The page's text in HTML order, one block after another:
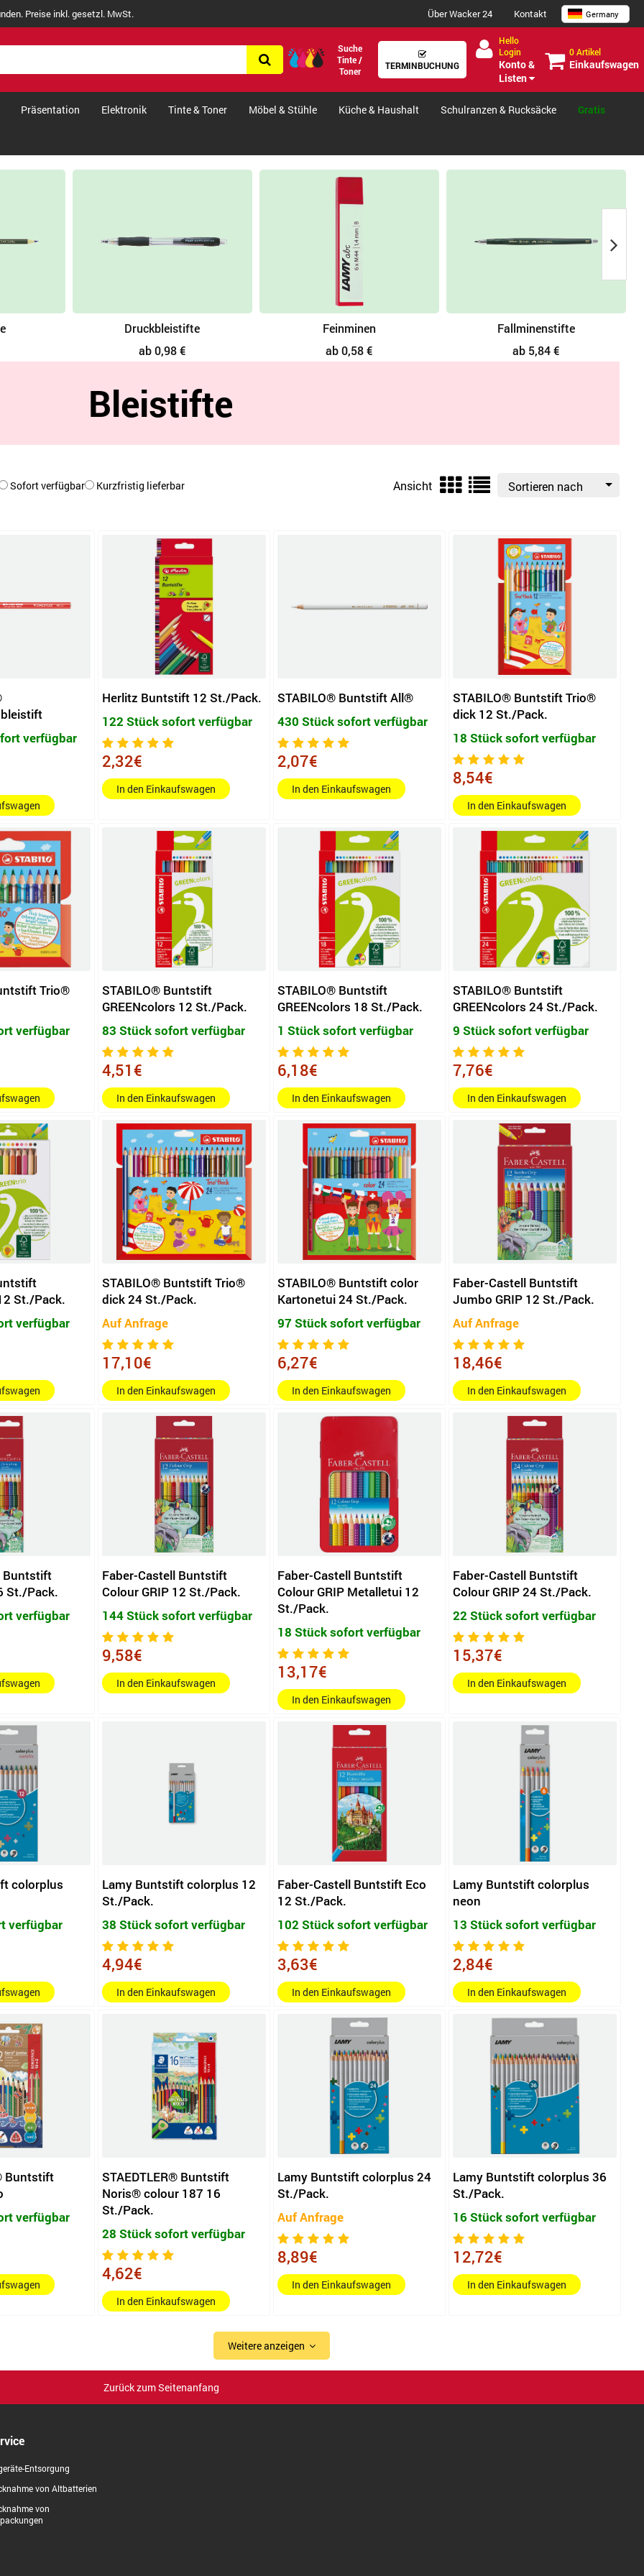
Preise inkl. gesetzl. MwSt. Über Wacker 24 Kontakt Germany
Suche
Tinte /
Toner
TERMINBUCHUNG
Hello
Login
Konto &
Listen
0 Artikel
Einkaufswagen
Präsentation Elektronik Tinte & Toner Möbel & Stühle Küche & Haushalt Schulranzen & Rucksäcke Gratis
€
Feinminen
ab 0,58 €
Fallminenstifte
ab 5,84 €
Fallminen
ab 5,71 €
Bleistifte
Sofort verfügbar Kurzfristig lieferbar Ansicht Sortieren nach
verfügbar
Herlitz Buntstift 12 St./Pack.
122 Stück sofort verfügbar
2,32€
In den Einkaufswagen
STABILO® Buntstift All®
430 Stück sofort verfügbar
2,07€
In den Einkaufswagen
STABILO® Buntstift Trio®
dick 12 St./Pack.
18 Stück sofort verfügbar
8,54€
In den Einkaufswagen
Trio®
verfügbar
STABILO® Buntstift
GREENcolors 12 St./Pack.
83 Stück sofort verfügbar
4,51€
In den Einkaufswagen
STABILO® Buntstift
GREENcolors 18 St./Pack.
1 Stück sofort verfügbar
6,18€
In den Einkaufswagen
STABILO® Buntstift
GREENcolors 24 St./Pack.
9 Stück sofort verfügbar
7,76€
In den Einkaufswagen
St./Pack.
verfügbar
STABILO® Buntstift Trio®
dick 24 St./Pack.
Auf Anfrage
17,10€
In den Einkaufswagen
STABILO® Buntstift color
Kartonetui 24 St./Pack.
97 Stück sofort verfügbar
6,27€
In den Einkaufswagen
Faber-Castell Buntstift
Jumbo GRIP 12 St./Pack.
Auf Anfrage
18,46€
In den Einkaufswagen
Buntstift
St./Pack.
verfügbar
Faber-Castell Buntstift
Colour GRIP 12 St./Pack.
144 Stück sofort verfügbar
9,58€
In den Einkaufswagen
Faber-Castell Buntstift
Colour GRIP Metalletui 12
St./Pack.
18 Stück sofort verfügbar
13,17€
In den Einkaufswagen
Faber-Castell Buntstift
Colour GRIP 24 St./Pack.
22 Stück sofort verfügbar
15,37€
In den Einkaufswagen
colorplus
verfügbar
Lamy Buntstift colorplus 12
St./Pack.
38 Stück sofort verfügbar
4,94€
In den Einkaufswagen
Faber-Castell Buntstift Eco
12 St./Pack.
102 Stück sofort verfügbar
3,63€
In den Einkaufswagen
Lamy Buntstift colorplus
neon
13 Stück sofort verfügbar
2,84€
In den Einkaufswagen
Buntstift
verfügbar
STAEDTLER® Buntstift
Noris® colour 187 16
St./Pack.
28 Stück sofort verfügbar
4,62€
In den Einkaufswagen
Lamy Buntstift colorplus 24
St./Pack.
Auf Anfrage
8,89€
In den Einkaufswagen
Lamy Buntstift colorplus 36
St./Pack.
16 Stück sofort verfügbar
12,72€
In den Einkaufswagen
Weitere anzeigen
Zurück zum Seitenanfang
Entsorgung
von Altbatterien
von